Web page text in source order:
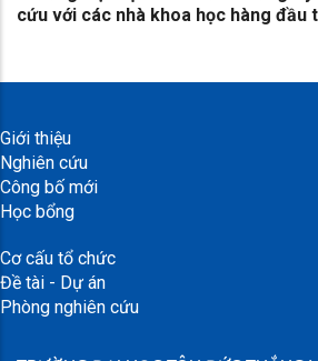
cứu với các nhà khoa học hàng đầu
Giới thiệu
Nghiên cứu
Công bố mới
Học bổng
Cơ cấu tổ chức
Đề tài - Dự án
Phòng nghiên cứu